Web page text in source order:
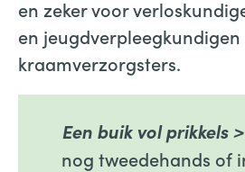
en zeker voor
en jeugdverpleegkundigen
kraamverzorgsters.
Een buik vol prikkels
nog tweedehands of